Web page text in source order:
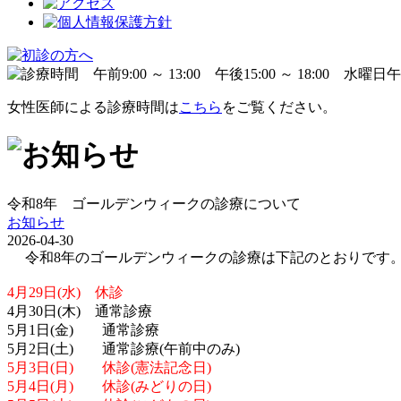
女性医師による診療時間はこちら をご覧ください。
令和8年 ゴールデンウィークの診療について
お知らせ
2026-04-30
令和8年のゴールデンウィークの診療は下記のとおりです
4月29日(水) 休診
4月30日(木) 通常診療
5月1日(金) 通常診療
5月2日(土) 通常診療(午前中のみ)
5月3日(日) 休診(憲法記念日)
5月4日(月) 休診(みどりの日)